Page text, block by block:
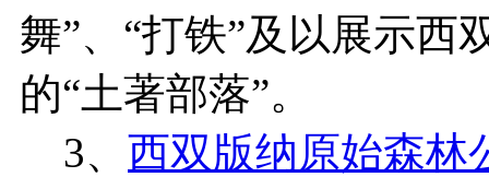
舞”、“打铁”及以展示西
的“土著部落”。
3、 西双版纳原始森林